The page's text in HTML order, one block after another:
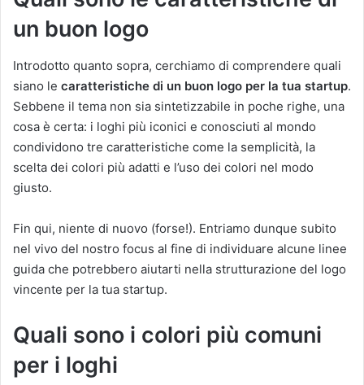
un buon logo
Introdotto quanto sopra, cerchiamo di comprendere quali
siano le caratteristiche di un buon logo per la tua startup.
Sebbene il tema non sia sintetizzabile in poche righe, una
cosa è certa: i loghi più iconici e conosciuti al mondo
condividono tre caratteristiche come la semplicità, la
scelta dei colori più adatti e l’uso dei colori nel modo
giusto.
Fin qui, niente di nuovo (forse!). Entriamo dunque subito
nel vivo del nostro focus al fine di individuare alcune linee
guida che potrebbero aiutarti nella strutturazione del logo
vincente per la tua startup.
Quali sono i colori più comuni
per i loghi